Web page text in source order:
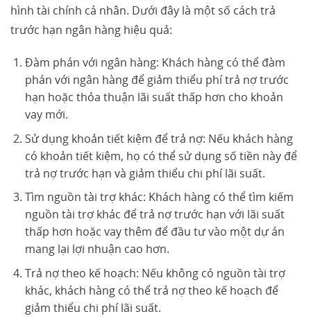
hình tài chính cá nhân. Dưới đây là một số cách trả
trước hạn ngân hàng hiệu quả:
Đàm phán với ngân hàng: Khách hàng có thể đàm
phán với ngân hàng để giảm thiểu phí trả nợ trước
hạn hoặc thỏa thuận lãi suất thấp hơn cho khoản
vay mới.
Sử dụng khoản tiết kiệm để trả nợ: Nếu khách hàng
có khoản tiết kiệm, họ có thể sử dụng số tiền này để
trả nợ trước hạn và giảm thiểu chi phí lãi suất.
Tìm nguồn tài trợ khác: Khách hàng có thể tìm kiếm
nguồn tài trợ khác để trả nợ trước hạn với lãi suất
thấp hơn hoặc vay thêm để đầu tư vào một dự án
mang lại lợi nhuận cao hơn.
Trả nợ theo kế hoạch: Nếu không có nguồn tài trợ
khác, khách hàng có thể trả nợ theo kế hoạch để
giảm thiểu chi phí lãi suất.